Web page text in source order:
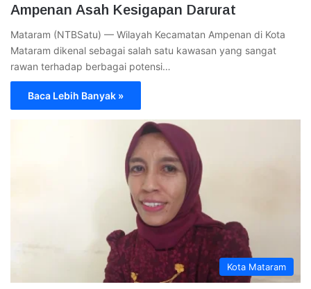
Ampenan Asah Kesigapan Darurat
Mataram (NTBSatu) — Wilayah Kecamatan Ampenan di Kota
Mataram dikenal sebagai salah satu kawasan yang sangat
rawan terhadap berbagai potensi…
Baca Lebih Banyak »
Kota Mataram